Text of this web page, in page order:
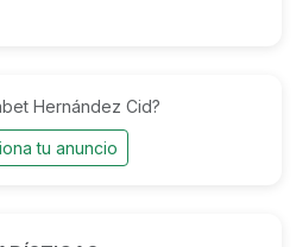
Hernández Cid?
tu anuncio